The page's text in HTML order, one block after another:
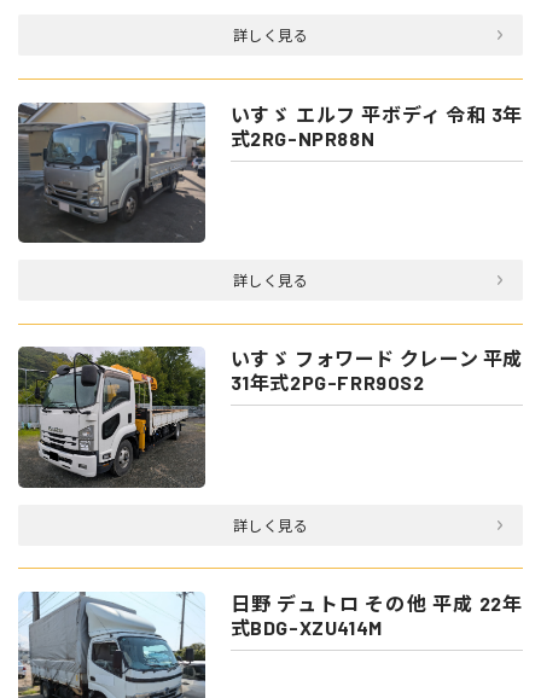
詳しく見る
いすゞ エルフ 平ボディ 令和 3年
式2RG-NPR88N
詳しく見る
いすゞ フォワード クレーン 平成
31年式2PG-FRR90S2
詳しく見る
日野 デュトロ その他 平成 22年
式BDG-XZU414M